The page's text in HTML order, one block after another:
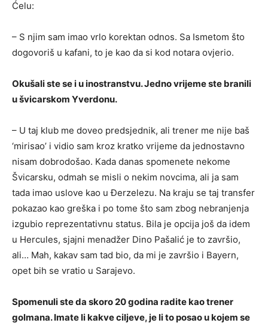
Ćelu:
– S njim sam imao vrlo korektan odnos. Sa Ismetom što
dogovoriš u kafani, to je kao da si kod notara ovjerio.
Okušali ste se i u inostranstvu. Jedno vrijeme ste branili
u švicarskom Yverdonu.
– U taj klub me doveo predsjednik, ali trener me nije baš
‘mirisao’ i vidio sam kroz kratko vrijeme da jednostavno
nisam dobrodošao. Kada danas spomenete nekome
Švicarsku, odmah se misli o nekim novcima, ali ja sam
tada imao uslove kao u Đerzelezu. Na kraju se taj transfer
pokazao kao greška i po tome što sam zbog nebranjenja
izgubio reprezentativnu status. Bila je opcija još da idem
u Hercules, sjajni menadžer Dino Pašalić je to završio,
ali… Mah, kakav sam tad bio, da mi je završio i Bayern,
opet bih se vratio u Sarajevo.
Spomenuli ste da skoro 20 godina radite kao trener
golmana. Imate li kakve ciljeve, je li to posao u kojem se